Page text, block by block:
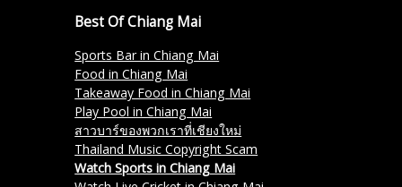
Best Of Chiang Mai
Sports Bar in Chiang Mai
Food in Chiang Mai
Takeaway Food in Chiang Mai
Play Pool in Chiang Mai
สาวบาร์ของพวกเราที่เชียงใหม่
Thailand Music Copyright Scam
Watch Sports in Chiang Mai